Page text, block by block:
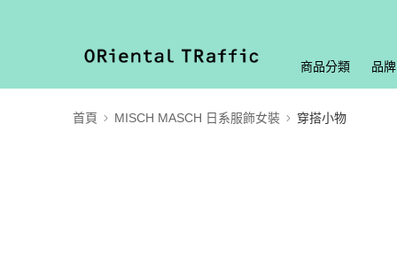
商品分類 品
首頁 MISCH MASCH 日系服飾女裝 穿搭小物